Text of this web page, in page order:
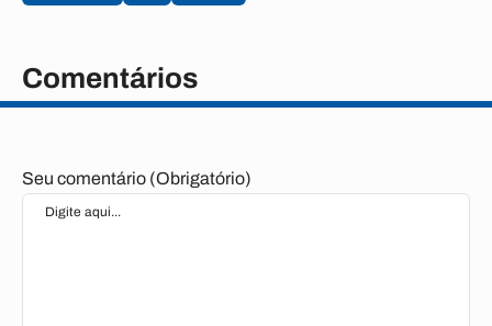
Comentários
Seu comentário (Obrigatório)